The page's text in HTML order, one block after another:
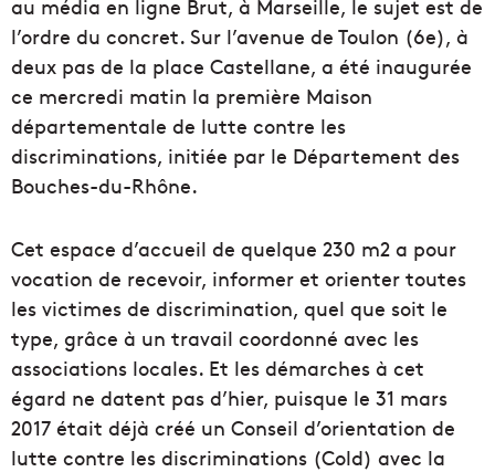
au média en ligne Brut, à Marseille, le sujet est de
l’ordre du concret. Sur l’avenue de Toulon (6e), à
deux pas de la place Castellane, a été inaugurée
ce mercredi matin la première Maison
départementale de lutte contre les
discriminations, initiée par le Département des
Bouches-du-Rhône.
Cet espace d’accueil de quelque 230 m2 a pour
vocation de recevoir, informer et orienter toutes
les victimes de discrimination, quel que soit le
type, grâce à un travail coordonné avec les
associations locales. Et les démarches à cet
égard ne datent pas d’hier, puisque le 31 mars
2017 était déjà créé un Conseil d’orientation de
lutte contre les discriminations (Cold) avec la